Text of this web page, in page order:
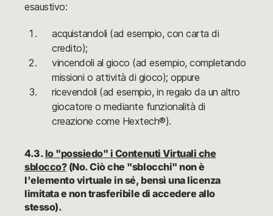
esaustivo:
acquistandoli (ad esempio, con carta di
credito);
vincendoli al gioco (ad esempio, completando
missioni o attività di gioco); oppure
ricevendoli (ad esempio, in regalo da un altro
giocatore o mediante funzionalità di
creazione come Hextech®).
4.3. Io "possiedo" i Contenuti Virtuali che
sblocco?(No. Ciò che "sblocchi" non è
l'elemento virtuale in sé, bensì una licenza
limitata e non trasferibile di accedere allo
stesso).